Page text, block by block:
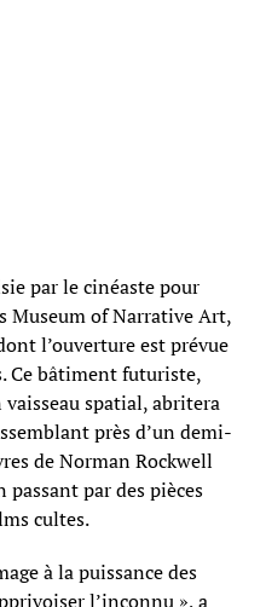
par le cinéaste pour
Museum of Narrative Art,
l’ouverture est prévue
Ce bâtiment futuriste,
spatial, abritera
près d’un demi-
de Norman Rockwell
passant par des pièces
cultes.
à la puissance des
l’inconnu », a